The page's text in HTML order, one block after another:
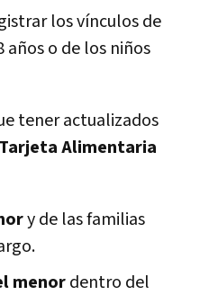
los vínculos de
años o de los niños
tener actualizados
Tarjeta Alimentaria
y de las familias
menordentro del